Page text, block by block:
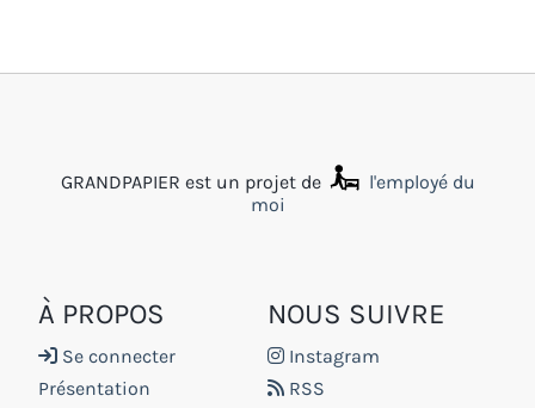
GRANDPAPIER est un projet de
l'employé du
moi
À PROPOS
Se connecter
Présentation
NOUS SUIVRE
Instagram
RSS